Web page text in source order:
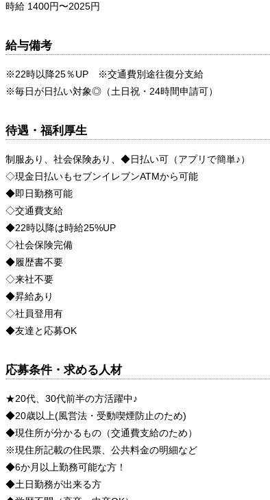
時給 1400円〜2025円
給与備考
※22時以降25％UP ※交通費別途往復分支給
※毎日が日払い対象◎（土日祝・24時間申請可）
待遇・福利厚生
制服あり、社会保険あり、◆日払い可（アプリで簡単♪）
◇現金日払いもセブンイレブンATMから可能
◆即日勤務可能
◇交通費支給
◆22時以降は時給25%UP
◇社会保険完備
◆履歴書不要
◇来社不要
◆昇給あり
◇社員登用有
◆友達と応募OK
応募条件・求める人材
★20代、30代前半の方活躍中♪
◆20歳以上(風営法・受動喫煙防止のため)
◆現住所が分かるもの（交通費支給のため）
※現住所記載の住民票、公共料金の明細など
◆6か月以上勤務可能な方！
◆土日勤務が出来る方